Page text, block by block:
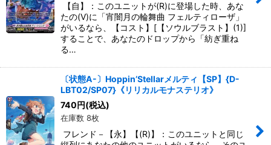
【自】：このユニットが(R)に登場した時、あな
たの(V)に「宵闇月の輪舞曲 フェルティローザ」
がいるなら、【コスト】[【ソウルブラスト】(1)]
することで、あなたのドロップから「紡ぎ重ね
る…
〔状態A-〕Hoppin’Stellarメルティ【SP】{D-
LBT02/SP07}《リリカルモナステリオ》
740円(税込)
在庫数 8枚
フレンド－【永】【(R)】：このユニットと同じ